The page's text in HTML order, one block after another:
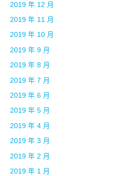
2019 年 12 月
2019 年 11 月
2019 年 10 月
2019 年 9 月
2019 年 8 月
2019 年 7 月
2019 年 6 月
2019 年 5 月
2019 年 4 月
2019 年 3 月
2019 年 2 月
2019 年 1 月